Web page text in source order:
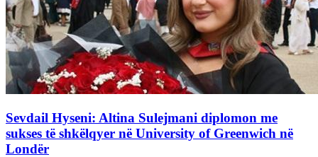
Sevdail Hyseni: Altina Sulejmani diplomon me
sukses të shkëlqyer në University of Greenwich në
Londër